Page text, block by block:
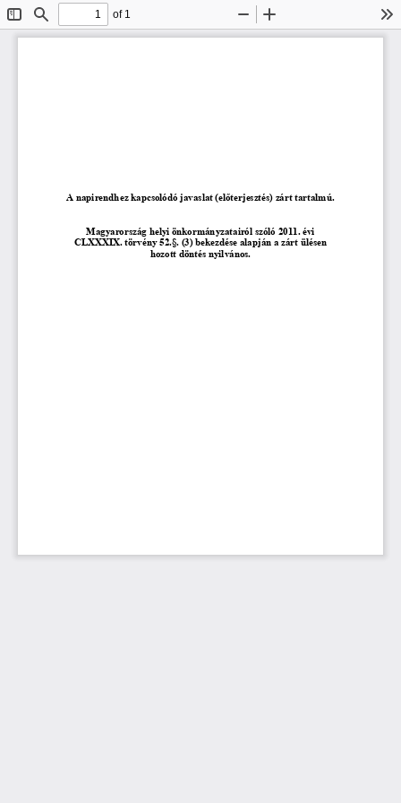
Toggle
Sidebar
Find
of 1
Zoom
Out
In
A napirendhez kapcsolódó javaslat (előterjesztés) zárt tartalmú.
Magyarország helyi önkormányzatairól szóló 2011. évi
CLXXXIX. törvény 52.§. (3) bekezdése alapján a zárt ülésen
hozott döntés nyilvános.